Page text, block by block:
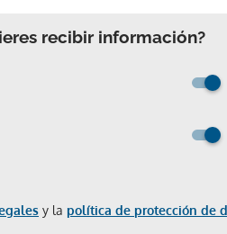
recibir información?
y la política de protección de